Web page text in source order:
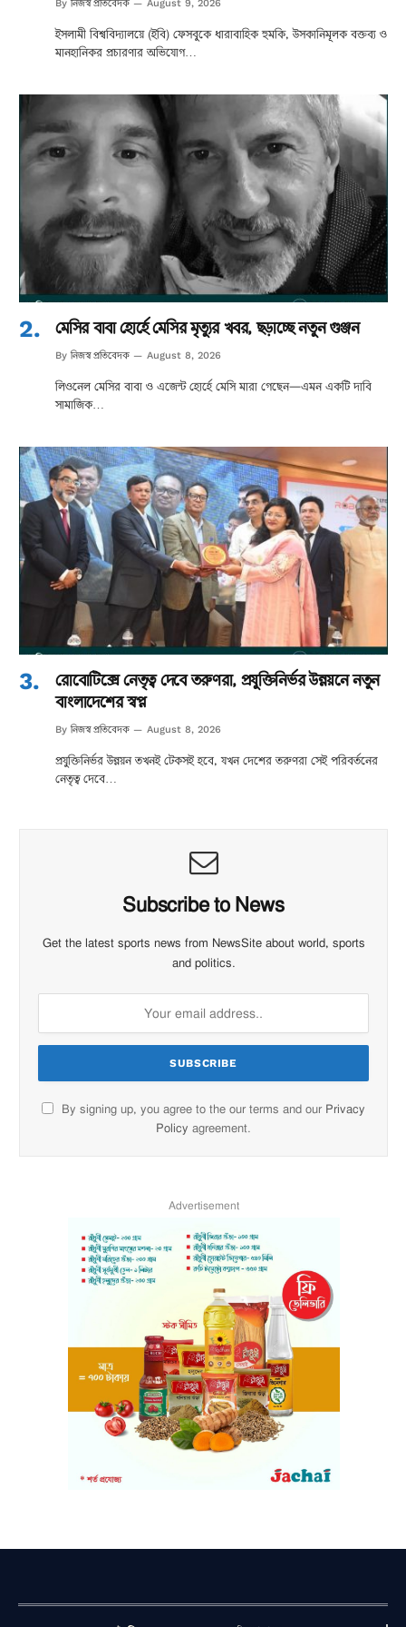
By নিজস্ব প্রতিবেদক August 9, 2026
ইসলামী বিশ্ববিদ্যালয়ে (ইবি) ফেসবুকে ধারাবাহিক হুমকি, উসকানিমূলক বক্তব্য ও
মানহানিকর প্রচারণার অভিযোগ…
মেসির বাবা হোর্হে মেসির মৃত্যুর খবর, ছড়াচ্ছে নতুন গুঞ্জন
By নিজস্ব প্রতিবেদক August 8, 2026
লিওনেল মেসির বাবা ও এজেন্ট হোর্হে মেসি মারা গেছেন—এমন একটি দাবি
সামাজিক…
রোবোটিক্সে নেতৃত্ব দেবে তরুণরা, প্রযুক্তিনির্ভর উন্নয়নে নতুন
বাংলাদেশের স্বপ্ন
By নিজস্ব প্রতিবেদক August 8, 2026
প্রযুক্তিনির্ভর উন্নয়ন তখনই টেকসই হবে, যখন দেশের তরুণরা সেই পরিবর্তনের
নেতৃত্ব দেবে…
Subscribe to News
Get the latest sports news from NewsSite about world, sports
and politics.
By signing up, you agree to the our terms and our Privacy
Policy agreement.
Advertisement